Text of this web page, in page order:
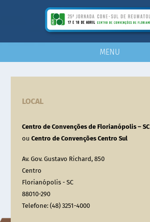
MENU
LOCAL
Centro de Convenções de Florianópolis – SC
ou Centro de Convenções Centro Sul
Av. Gov. Gustavo Richard, 850
Centro
Florianópolis - SC
88010-290
Telefone: (48) 3251-4000